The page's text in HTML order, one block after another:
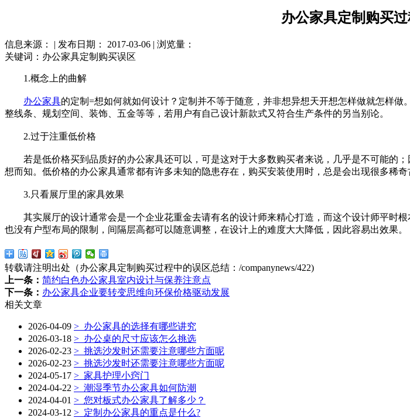
办公家具定制购买
信息来源： | 发布日期： 2017-03-06 | 浏览量：
关键词：办公家具定制购买误区
1.概念上的曲解
办公家具的定制=想如何就如何设计？定制并不等于随意，并非想异想天开想怎样做就怎样做
整线条、规划空间、装饰、五金等等，若用户有自己设计新款式又符合生产条件的另当别论。
2.过于注重低价格
若是低价格买到品质好的办公家具还可以，可是这对于大多数购买者来说，几乎是不可能的
想而知。低价格的办公家具通常都有许多未知的隐患存在，购买安装使用时，总是会出现很多稀奇
3.只看展厅里的家具效果
其实展厅的设计通常会是一个企业花重金去请有名的设计师来精心打造，而这个设计师平时根
也没有户型布局的限制，间隔层高都可以随意调整，在设计上的难度大大降低，因此容易出效果。
转载请注明出处（办公家具定制购买过程中的误区总结： /companynews/422)
上一条： 简约白色办公家具室内设计与保养注意点
下一条： 办公家具企业要转变思维向环保价格驱动发展
相关文章
2026-04-09 > 办公家具的选择有哪些讲究
2026-03-18 > 办公桌的尺寸应该怎么挑选
2026-02-23 > 挑选沙发时还需要注意哪些方面呢
2026-02-23 > 挑选沙发时还需要注意哪些方面呢
2024-05-17 > 家具护理小窍门
2024-04-22 > 潮湿季节办公家具如何防潮
2024-04-01 > 您对板式办公家具了解多少？
2024-03-12 > 定制办公家具的重点是什么?